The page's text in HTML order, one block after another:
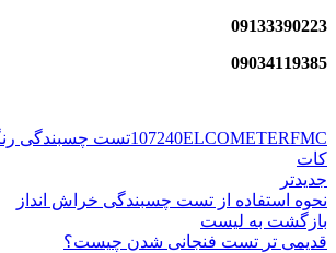
09133390223
09034119385
107240ELCOMETERFMC تست چسبندگی
کات
جدیدتر
نحوه استفاده از تست چسبندگی خراش انداز
بازگشت به لیست
قدیمی تر تست فنجانی شدن چیست؟